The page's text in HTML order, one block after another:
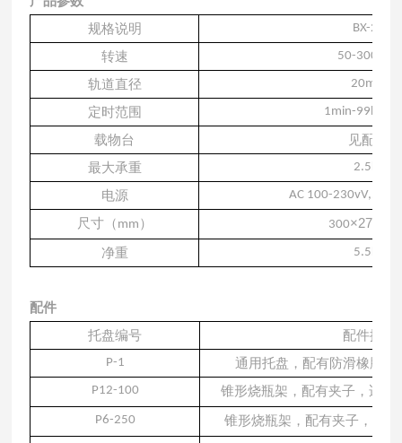
规格说明
BX-20
转速 50-300rpm
轨道直径 20mm
定时范围 1min-
载物台
见配件
最大承重
2.5kg
电源 AC 100-230vV,50-
尺寸（ mm ） 300×270
净重 5.5kg
配件
托盘编号
配件描述
P-1 通用托盘，配有防滑橡胶垫
P12-100 锥形烧瓶架，配有夹子，适用
P6-250 锥形烧瓶架，配有夹子，适